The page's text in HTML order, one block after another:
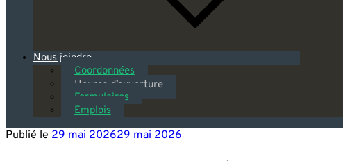
Nous joindre
Coordonnées
Heures d’ouverture
Formulaires
Emplois
Publié le 29 mai 202629 mai 2026